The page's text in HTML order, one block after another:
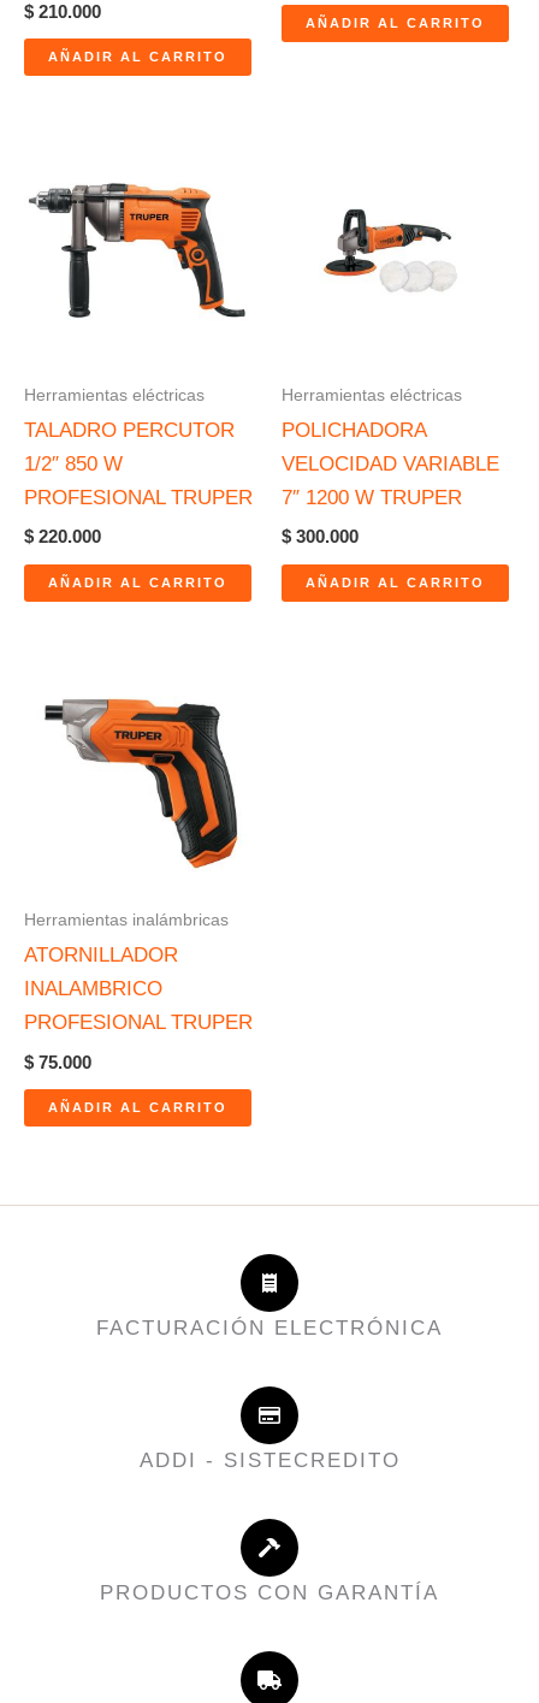
$ 210.000
AÑADIR AL CARRITO
AÑADIR AL CARRITO
Herramientas eléctricas
TALADRO PERCUTOR
1/2″ 850 W
PROFESIONAL TRUPER
$ 220.000
AÑADIR AL CARRITO
Herramientas eléctricas
POLICHADORA
VELOCIDAD VARIABLE
7″ 1200 W TRUPER
$ 300.000
AÑADIR AL CARRITO
Herramientas inalámbricas
ATORNILLADOR
INALAMBRICO
PROFESIONAL TRUPER
$ 75.000
AÑADIR AL CARRITO
FACTURACIÓN ELECTRÓNICA
ADDI - SISTECREDITO
PRODUCTOS CON GARANTÍA